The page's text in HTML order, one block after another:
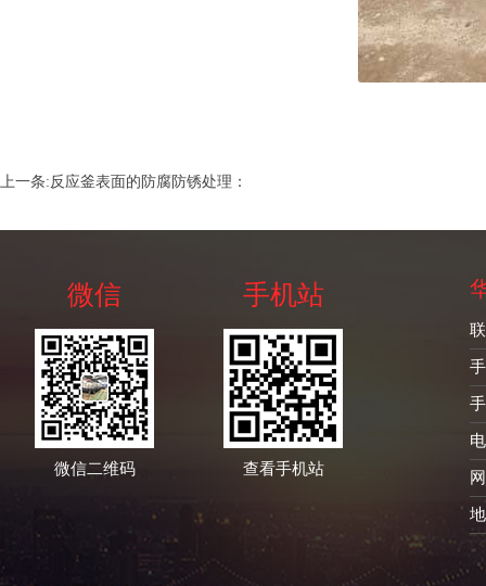
上一条:反应釜表面的防腐防锈处理：
微信
微信二维码
手机站
查看手机站